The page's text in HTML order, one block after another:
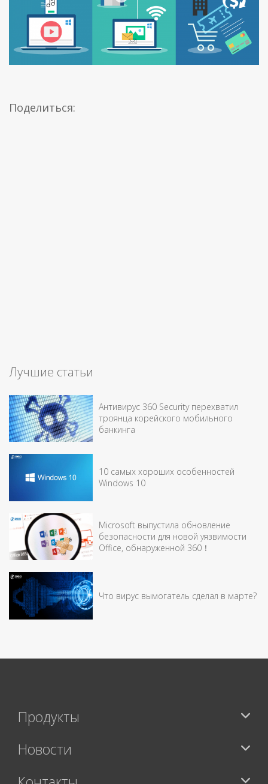
Поделиться:
Лучшие статьи
Антивирус 360 Security перехватил
троянца корейского мобильного
банкинга
10 самых хороших особенностей
Windows 10
Microsoft выпустила обновление
безопасности для новой уязвимости
Office, обнаруженной 360！
Что вирус вымогатель сделал в марте?
Продукты
Новости